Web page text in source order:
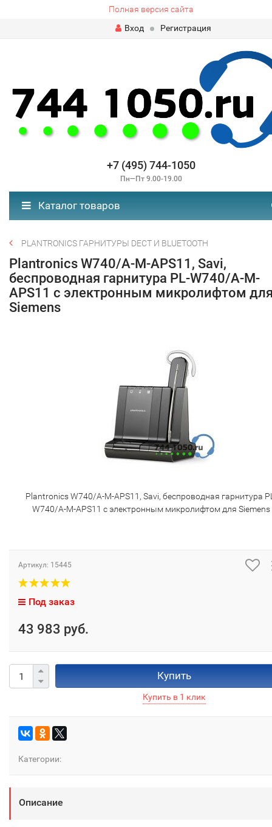
Полная версия сайта
Вход
Регистрация
+7 (495) 744-1050
Пн—Пт 9.00-19.00
Каталог товаров
PLANTRONICS ГАРНИТУРЫ DECT И BLUETOOTH
Plantronics W740/A-M-APS11, Savi,
беспроводная гарнитура PL-W740/A-M-
APS11 с электронным микролифтом
Siemens
Plantronics W740/A-M-APS11, Savi, беспроводная гарнитура
W740/A-M-APS11 с электронным микролифтом для Siemens
Артикул: 15445
Под заказ
43 983 руб.
Купить
Категории:
Описание